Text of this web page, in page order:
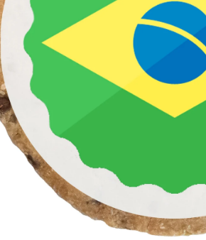
Platz für Plätzchen: 5 Fakten zu
Weihnachtsgebäck
How To:
MotivKEKS-
Designer